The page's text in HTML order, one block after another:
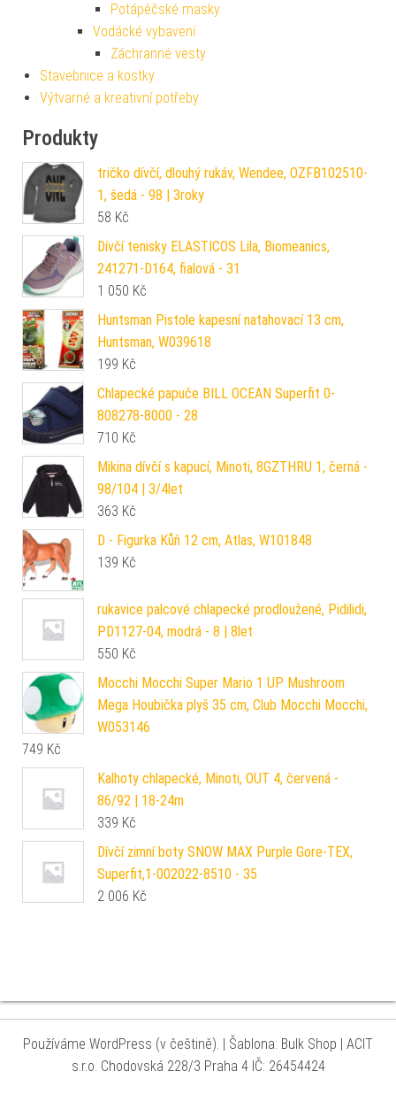
Potápěčské masky
Vodácké vybavení
Záchranné vesty
Stavebnice a kostky
Výtvarné a kreativní potřeby
Produkty
tričko dívčí, dlouhý rukáv, Wendee, OZFB102510-
1, šedá - 98 | 3roky
58 Kč
Dívčí tenisky ELASTICOS Lila, Biomeanics,
241271-D164, fialová - 31
1 050 Kč
Huntsman Pistole kapesní natahovací 13 cm,
Huntsman, W039618
199 Kč
Chlapecké papuče BILL OCEAN Superfit 0-
808278-8000 - 28
710 Kč
Mikina dívčí s kapucí, Minoti, 8GZTHRU 1, černá -
98/104 | 3/4let
363 Kč
D - Figurka Kůň 12 cm, Atlas, W101848
139 Kč
rukavice palcové chlapecké prodloužené, Pidilidi,
PD1127-04, modrá - 8 | 8let
550 Kč
Mocchi Mocchi Super Mario 1 UP Mushroom
Mega Houbička plyš 35 cm, Club Mocchi Mocchi,
W053146
749 Kč
Kalhoty chlapecké, Minoti, OUT 4, červená -
86/92 | 18-24m
339 Kč
Dívčí zimní boty SNOW MAX Purple Gore-TEX,
Superfit,1-002022-8510 - 35
2 006 Kč
Používáme WordPress (v češtině). Šablona: Bulk Shop
| ACIT
s.r.o. Chodovská 228/3 Praha 4 IČ: 26454424